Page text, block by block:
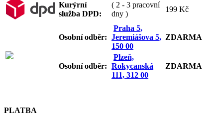
Kurýrní
služba DPD:
( 2 - 3 pracovní
dny )
199 Kč
Osobní odběr:
Praha 5,
Jeremiášova 5,
150 00
ZDARMA
Osobní odběr:
Plzeň,
Rokycanská
111, 312 00
ZDARMA
PLATBA